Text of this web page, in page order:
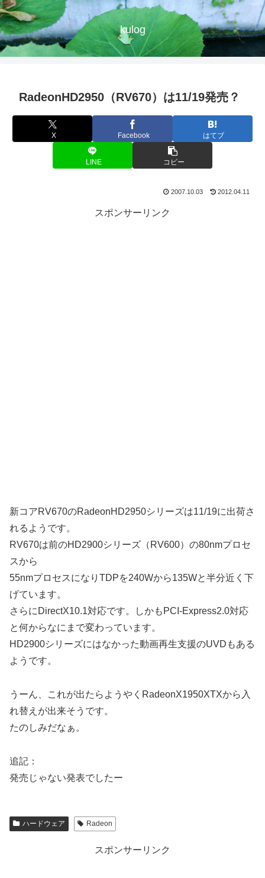
kulog
RadeonHD2950（RV670）は11/19発売？
X Facebook はてブ
LINE コピー
2007.10.03 2012.04.11
スポンサーリンク
新コアRV670のRadeonHD2950シリーズは11/19に出荷さ
れるようです。
RV670は前のHD2900シリーズ（RV600）の80nmプロセ
スから
55nmプロセスになりTDPを240Wから135Wと半分近く下
げています。
さらにDirectX10.1対応です。しかもPCI-Express2.0対応
と何からなにまで変わっています。
HD2900シリーズにはなかった動画再生支援のUVDもある
ようです。
うーん、これが出たらようやくRadeonX1950XTXから入
れ替えが出来そうです。
たのしみだなぁ。
追記：
発売じゃない発表でしたー
ハードウェア Radeon
スポンサーリンク